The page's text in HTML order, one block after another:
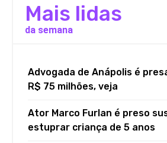
Mais lidas
da semana
Advogada de Anápolis é
R$ 75 milhões, veja
Ator Marco Furlan é preso
estuprar criança de 5 anos